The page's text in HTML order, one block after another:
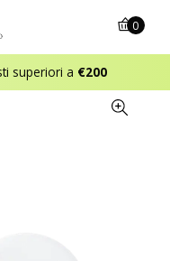
superiori a €200
0